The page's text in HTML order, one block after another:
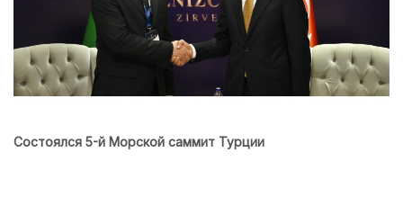
Состоялся 5-й Морской саммит Турции